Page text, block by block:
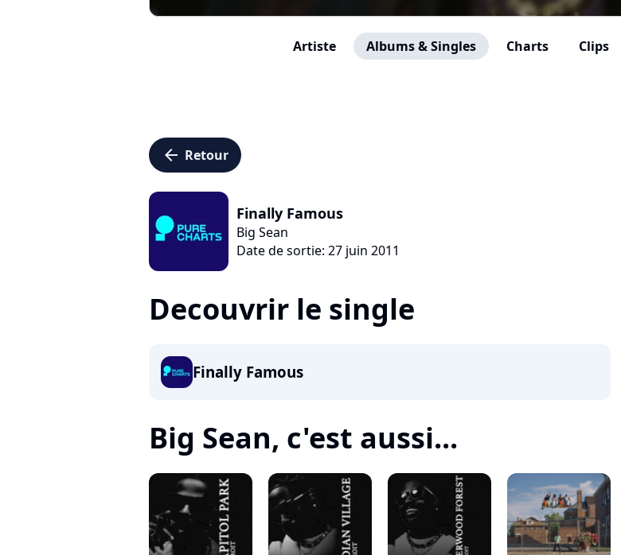
Artiste Albums & Singles Charts Clips
arrow_left Retour
Finally Famous
Big Sean
Date de sortie: 27 juin 2011
Decouvrir le single
Finally Famous
Big Sean, c'est aussi...